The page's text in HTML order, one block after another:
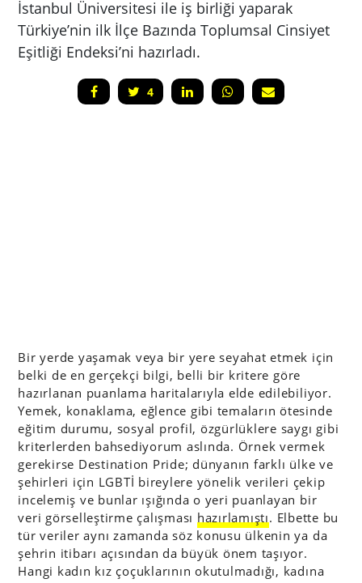
İstanbul Üniversitesi ile iş birliği yaparak
Türkiye’nin ilk İlçe Bazında Toplumsal Cinsiyet
Eşitliği Endeksi’ni hazırladı.
4
Bir yerde yaşamak veya bir yere seyahat etmek için
belki de en gerçekçi bilgi, belli bir kritere göre
hazırlanan puanlama haritalarıyla elde edilebiliyor.
Yemek, konaklama, eğlence gibi temaların ötesinde
eğitim durumu, sosyal profil, özgürlüklere saygı gibi
kriterlerden bahsediyorum aslında. Örnek vermek
gerekirse Destination Pride; dünyanın farklı ülke ve
şehirleri için LGBTİ bireylere yönelik verileri çekip
incelemiş ve bunlar ışığında o yeri puanlayan bir
veri görselleştirme çalışması hazırlamıştı. Elbette bu
tür veriler aynı zamanda söz konusu ülkenin ya da
şehrin itibarı açısından da büyük önem taşıyor.
Hangi kadın kız çoçuklarının okutulmadığı, kadına